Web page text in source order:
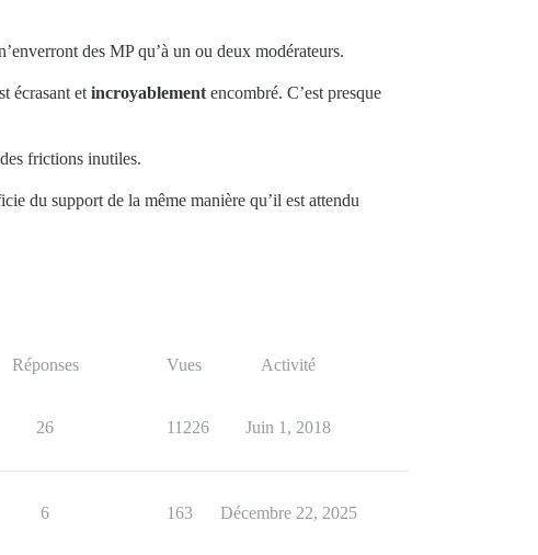
des MP qu’à un ou deux modérateurs.
écrasant et incroyablement encombré. C’est presque
frictions inutiles.
du support de la même manière qu’il est attendu
Réponses Vues Activité
26 11226 Juin 1, 2018
6 163 Décembre 22, 2025